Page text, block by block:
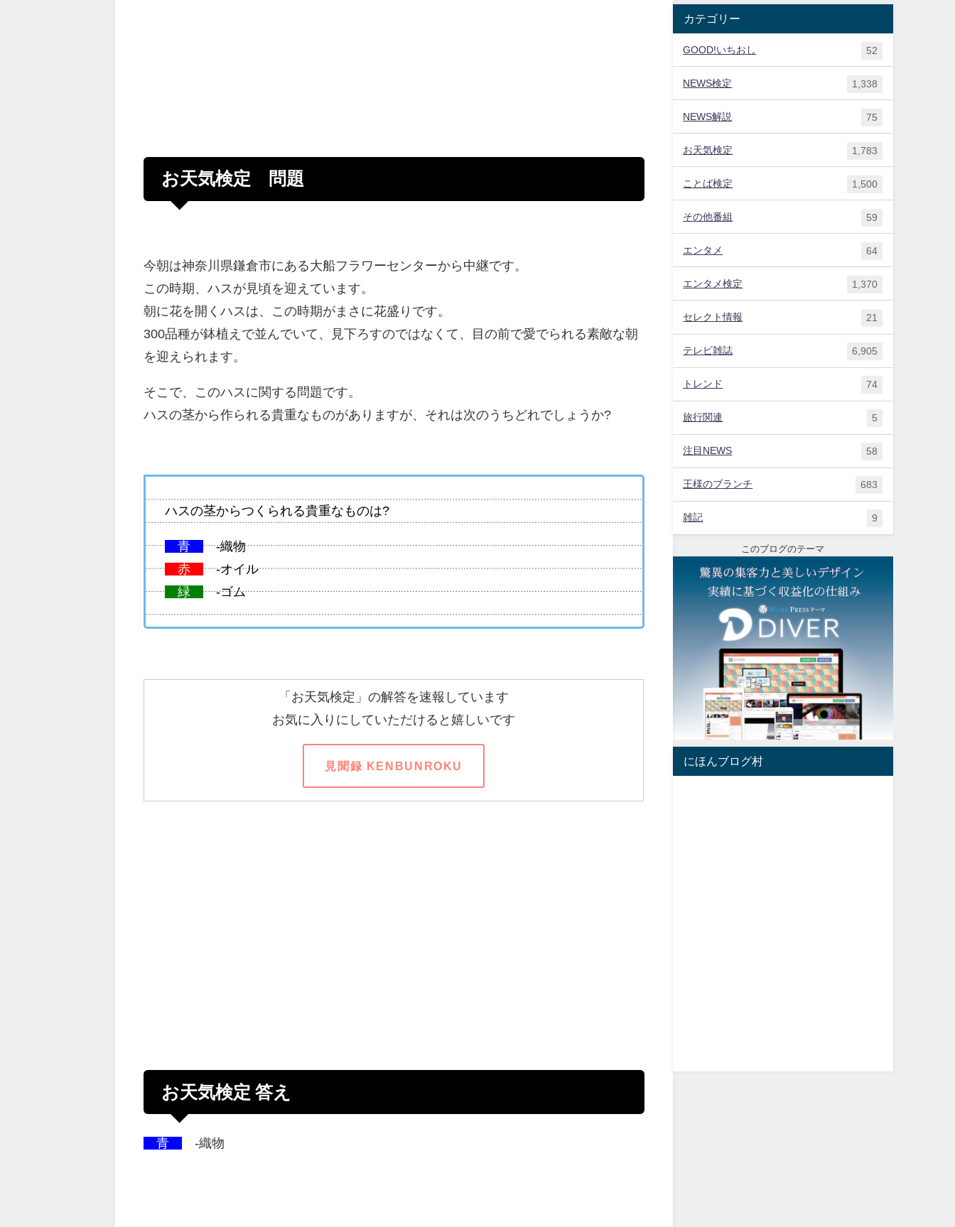
お天気検定 問題
今朝は神奈川県鎌倉市にある大船フラワーセンターから中継です。
この時期、ハスが見頃を迎えています。
朝に花を開くハスは、この時期がまさに花盛りです。
300品種が鉢植えで並んでいて、見下ろすのではなくて、目の前で愛でられる素敵な朝
を迎えられます。
そこで、このハスに関する問題です。
ハスの茎から作られる貴重なものがありますが、それは次のうちどれでしょうか?
ハスの茎からつくられる貴重なものは?
青
-織物
赤
-オイル
緑
-ゴム
「お天気検定」の解答を速報しています
お気に入りにしていただけると嬉しいです
見聞録 KENBUNROKU
お天気検定 答え
青 -織物
カテゴリー
GOOD!いちおし 52
NEWS検定 1,338
NEWS解説 75
お天気検定 1,783
ことば検定 1,500
その他番組 59
エンタメ 64
エンタメ検定 1,370
セレクト情報 21
テレビ雑誌 6,905
トレンド 74
旅行関連 5
注目NEWS 58
王様のブランチ 683
雑記 9
このブログのテーマ
にほんブログ村